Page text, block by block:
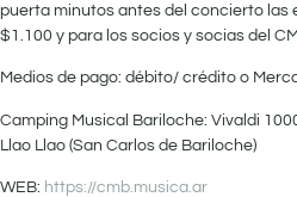
puerta minutos antes del concierto las
$1.100 y para los socios y socias del
Medios de pago: débito/ crédito o
Camping Musical Bariloche: Vivaldi
Llao Llao (San Carlos de Bariloche)
WEB: https://cmb.musica.ar